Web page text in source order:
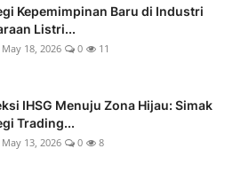
Kepemimpinan Baru di Industri
Listri...
May 18, 2026 0 11
IHSG Menuju Zona Hijau: Simak
Trading...
May 13, 2026 0 8